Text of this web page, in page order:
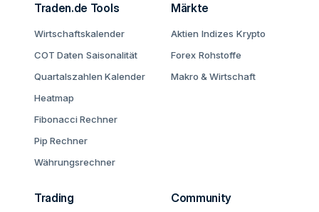
Traden.de Tools
Wirtschaftskalender
COT Daten Saisonalität
Quartalszahlen Kalender
Heatmap
Fibonacci Rechner
Pip Rechner
Währungsrechner
Märkte
Aktien Indizes Krypto
Forex Rohstoffe
Makro & Wirtschaft
Trading Community